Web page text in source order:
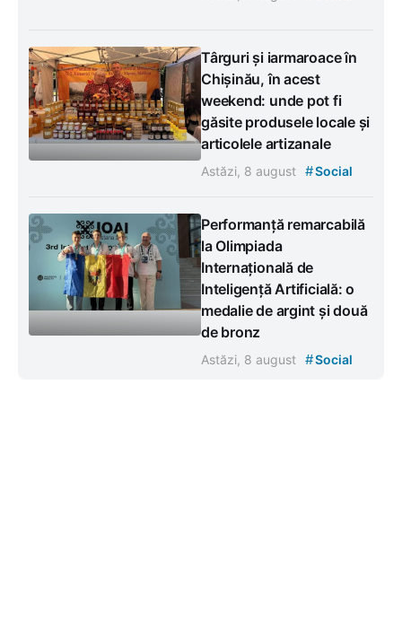
Târguri și iarmaroace în
Chișinău, în acest
weekend: unde pot fi
găsite produsele locale și
articolele artizanale
Astăzi, 8 august #Social
Performanță remarcabilă
la Olimpiada
Internațională de
Inteligență Artificială: o
medalie de argint și două
de bronz
Astăzi, 8 august #Social